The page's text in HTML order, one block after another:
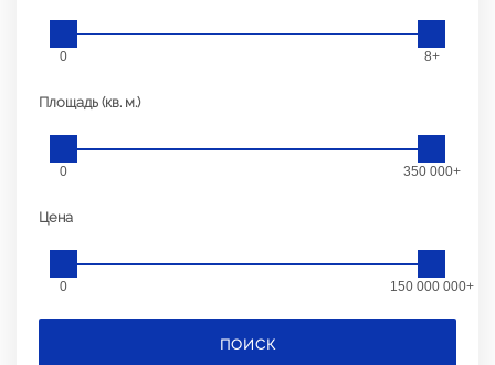
0 8+
Площадь (кв. м.)
0 350 000+
Цена
0 150 000 000+
ПОИСК